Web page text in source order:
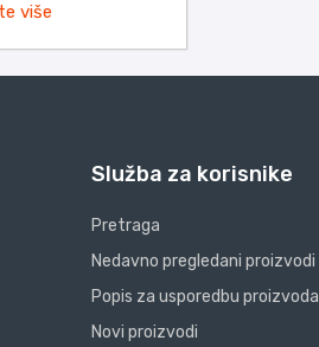
Služba za korisnike
Pretraga
Nedavno pregledani proizvodi
Popis za usporedbu proizvoda
Novi proizvodi
više